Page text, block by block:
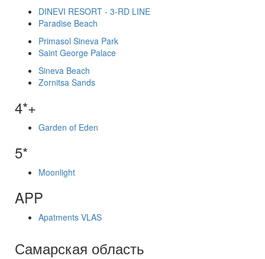
DINEVI RESORT - 3-RD LINE
Paradise Beach
Primasol Sineva Park
Saint George Palace
Sineva Beach
Zornitsa Sands
4*+
Garden of Eden
5*
Moonlight
APP
Apatments VLAS
Самарская область